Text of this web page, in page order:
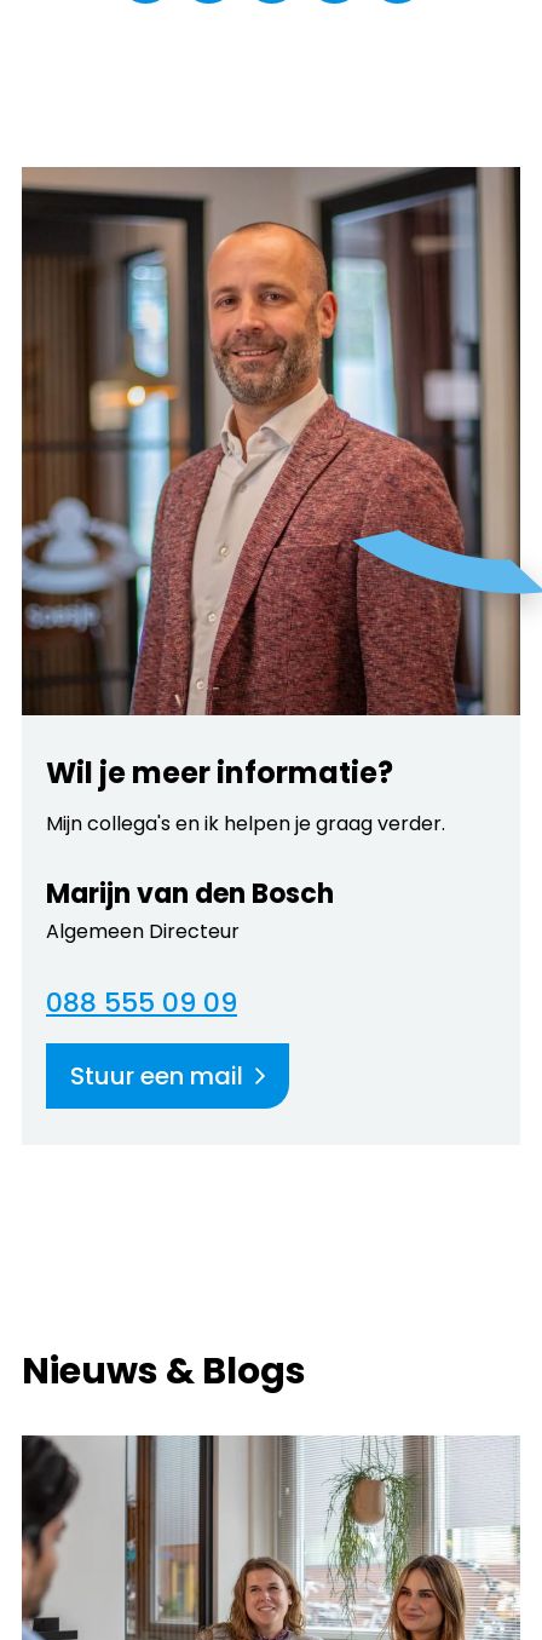
Wil je meer informatie?
Mijn collega's en ik helpen je graag verder.
Marijn van den Bosch
Algemeen Directeur
088 555 09 09
Stuur een mail
Nieuws & Blogs